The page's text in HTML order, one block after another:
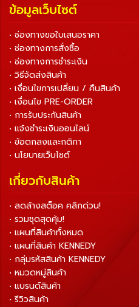
ข้อมูลเว็บไซต์
• ช่องทางขอใบเสนอราคา
• ช่องทางการสั่งซื้อ
• ช่องทางการชำระเงิน
• วิธีจัดส่งสินค้า
• เงื่อนไขการเปลี่ยน / คืนสินค้า
• เงื่อนไข PRE-ORDER
• การรับประกันสินค้า
• แจ้งชำระเงินออนไลน์
• ข้อตกลงและกติกา
• นโยบายเว็บไซต์
เกี่ยวกับสินค้า
• ลดล้างสต็อค คลิกด่วน!
• รวมชุดสุดคุ้ม!
• แผนที่สินค้าทั้งหมด
• แผนที่สินค้า KENNEDY
• กลุ่มรหัสสินค้า KENNEDY
• หมวดหมู่สินค้า
• แบรนด์สินค้า
• รีวิวสินค้า